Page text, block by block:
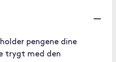
pengene dine
trygt med den